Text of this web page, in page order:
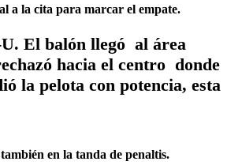
a la cita para marcar el empate.
El balón llegó al área
hacia el centro donde
la pelota con potencia, esta
en la tanda de penaltis.